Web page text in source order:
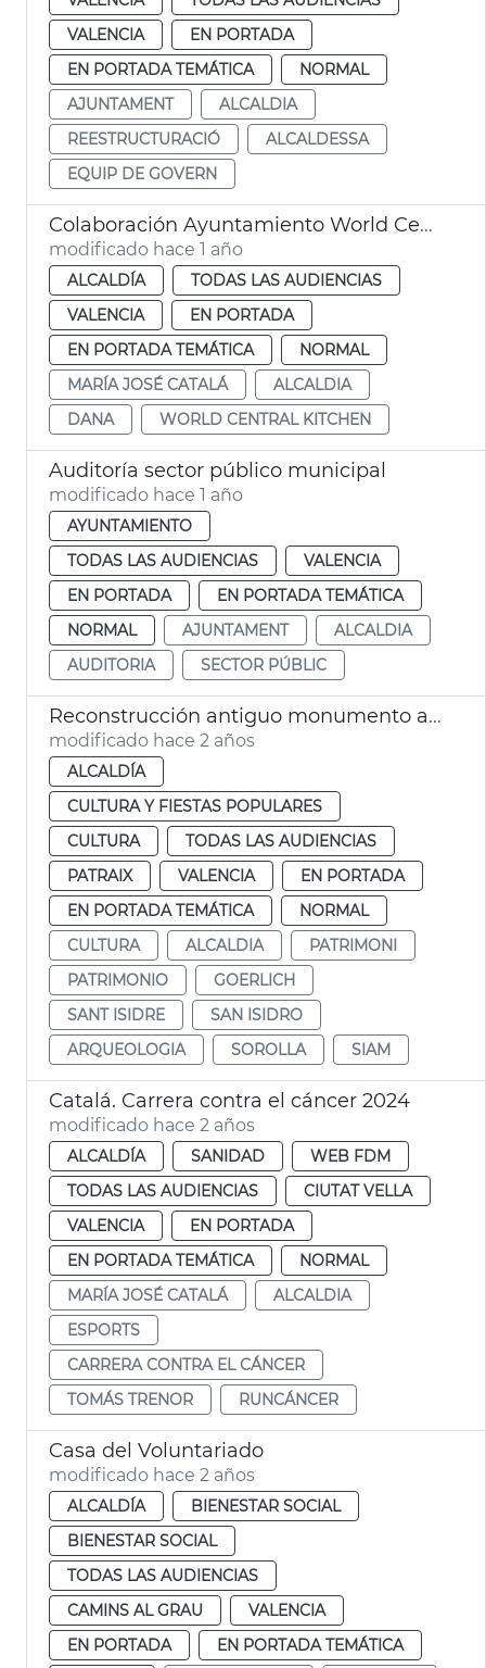
VALENCIA
EN PORTADA
EN PORTADA TEMÁTICA
NORMAL
AJUNTAMENT
ALCALDIA
REESTRUCTURACIÓ
ALCALDESSA
EQUIP DE GOVERN
Colaboración Ayuntamiento World Central Kitchen dana
modificado hace 1 año
ALCALDÍA
TODAS LAS AUDIENCIAS
VALENCIA
EN PORTADA
EN PORTADA TEMÁTICA
NORMAL
MARÍA JOSÉ CATALÁ
ALCALDIA
DANA
WORLD CENTRAL KITCHEN
Auditoría sector público municipal
modificado hace 1 año
AYUNTAMIENTO
TODAS LAS AUDIENCIAS
VALENCIA
EN PORTADA
EN PORTADA TEMÁTICA
NORMAL
AJUNTAMENT
ALCALDIA
AUDITORIA
SECTOR PÚBLIC
Reconstrucción antiguo monumento a Sorolla
modificado hace 2 años
ALCALDÍA
CULTURA Y FIESTAS POPULARES
CULTURA
TODAS LAS AUDIENCIAS
PATRAIX
VALENCIA
EN PORTADA
EN PORTADA TEMÁTICA
NORMAL
CULTURA
ALCALDIA
PATRIMONI
PATRIMONIO
GOERLICH
SANT ISIDRE
SAN ISIDRO
ARQUEOLOGIA
SOROLLA SIAM
Catalá. Carrera contra el cáncer 2024
modificado hace 2 años
ALCALDÍA SANIDAD
WEB FDM
TODAS LAS AUDIENCIAS
CIUTAT VELLA
VALENCIA
EN PORTADA
EN PORTADA TEMÁTICA
NORMAL
MARÍA JOSÉ CATALÁ
ALCALDIA
ESPORTS
CARRERA CONTRA EL CÁNCER
TOMÁS TRENOR
RUNCÁNCER
Casa del Voluntariado
modificado hace 2 años
ALCALDÍA
BIENESTAR SOCIAL
BIENESTAR SOCIAL
TODAS LAS AUDIENCIAS
CAMINS AL GRAU
VALENCIA
EN PORTADA
EN PORTADA TEMÁTICA